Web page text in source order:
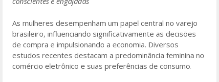
o
k
As mulheres desempenham um papel central no varejo
brasileiro, influenciando significativamente as decisões
de compra e impulsionando a economia. Diversos
estudos recentes destacam a predominância feminina no
comércio eletrônico e suas preferências de consumo.